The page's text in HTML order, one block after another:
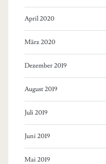
April 2020
März 2020
Dezember 2019
August 2019
Juli 2019
Juni 2019
Mai 2019